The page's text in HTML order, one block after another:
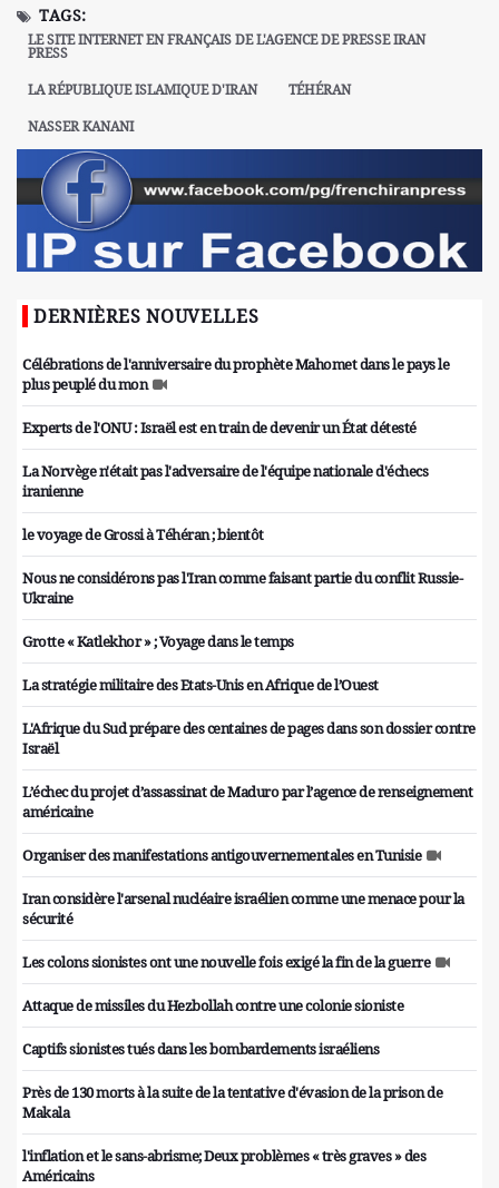
TAGS:
LE SITE INTERNET EN FRANÇAIS DE L'AGENCE DE PRESSE IRAN
PRESS
LA RÉPUBLIQUE ISLAMIQUE D'IRAN
TÉHÉRAN
NASSER KANANI
DERNIÈRES NOUVELLES
Célébrations de l'anniversaire du prophète Mahomet dans le pays le
plus peuplé du mon
Experts de l'ONU : Israël est en train de devenir un État détesté
La Norvège n'était pas l'adversaire de l'équipe nationale d'échecs
iranienne
le voyage de Grossi à Téhéran ; bientôt
Nous ne considérons pas l'Iran comme faisant partie du conflit Russie-
Ukraine
Grotte « Katlekhor » ; Voyage dans le temps
La stratégie militaire des Etats-Unis en Afrique de l’Ouest
L'Afrique du Sud prépare des centaines de pages dans son dossier contre
Israël
L’échec du projet d’assassinat de Maduro par l’agence de renseignement
américaine
Organiser des manifestations antigouvernementales en Tunisie
Iran considère l'arsenal nucléaire israélien comme une menace pour la
sécurité
Les colons sionistes ont une nouvelle fois exigé la fin de la guerre
Attaque de missiles du Hezbollah contre une colonie sioniste
Captifs sionistes tués dans les bombardements israéliens
Près de 130 morts à la suite de la tentative d'évasion de la prison de
Makala
l'inflation et le sans-abrisme; Deux problèmes « très graves » des
Américains